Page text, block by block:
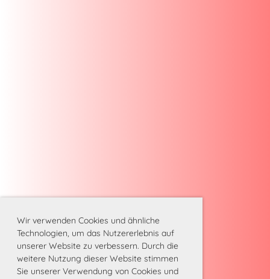
Wir verwenden Cookies und ähnliche
Technologien, um das Nutzererlebnis auf
unserer Website zu verbessern. Durch die
weitere Nutzung dieser Website stimmen
Sie unserer Verwendung von Cookies und